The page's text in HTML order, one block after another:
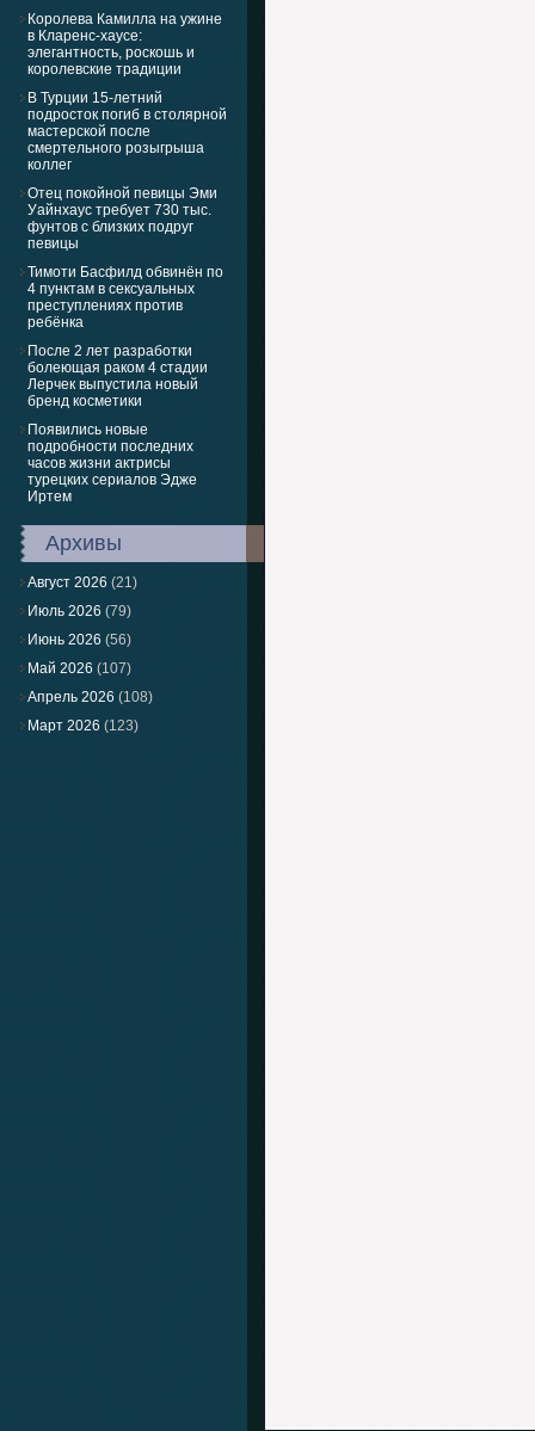
Королева Камилла на ужине
в Кларенс-хаусе:
элегантность, роскошь и
королевские традиции
В Турции 15-летний
подросток погиб в столярной
мастерской после
смертельного розыгрыша
коллег
Отец покойной певицы Эми
Уайнхаус требует 730 тыс.
фунтов с близких подруг
певицы
Тимоти Басфилд обвинён по
4 пунктам в сексуальных
преступлениях против
ребёнка
После 2 лет разработки
болеющая раком 4 стадии
Лерчек выпустила новый
бренд косметики
Появились новые
подробности последних
часов жизни актрисы
турецких сериалов Эдже
Иртем
Архивы
Август 2026 (21)
Июль 2026 (79)
Июнь 2026 (56)
Май 2026 (107)
Апрель 2026 (108)
Март 2026 (123)